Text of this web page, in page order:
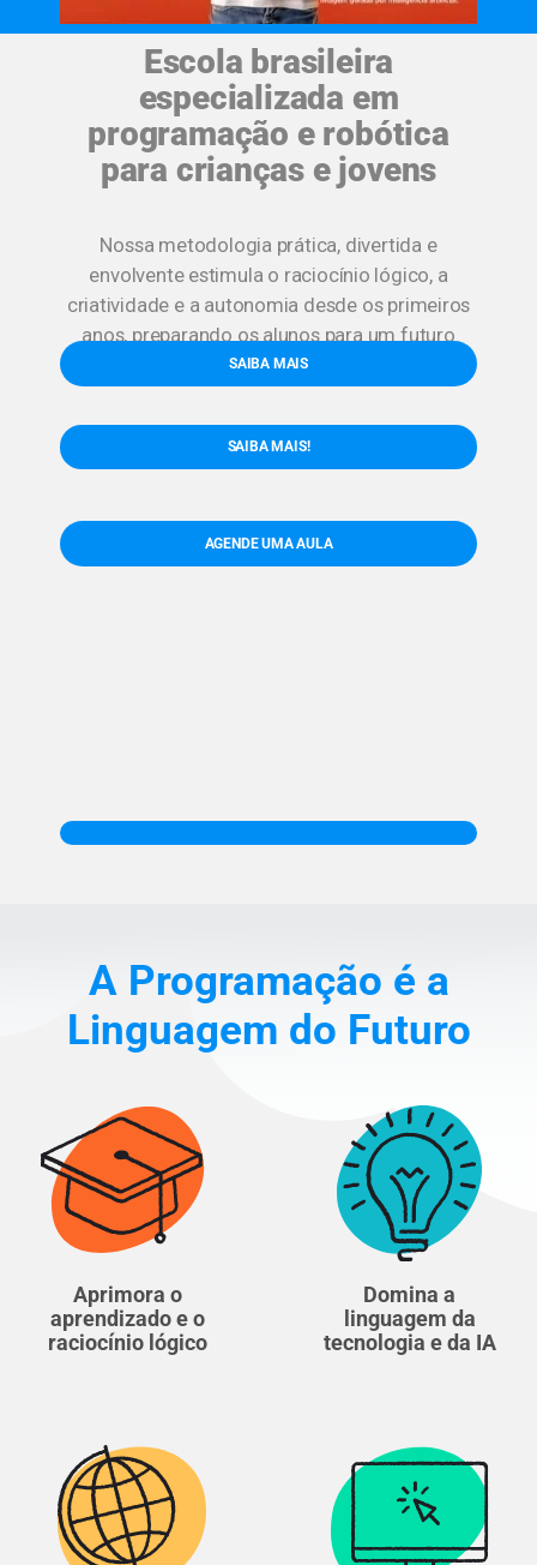
Escola brasileira
especializada em
programação e robótica
para crianças e jovens
Nossa metodologia prática, divertida e
envolvente estimula o raciocínio lógico, a
criatividade e a autonomia desde os primeiros
anos, preparando os alunos para um futuro
digital!
SAIBA MAIS!
SAIBA MAIS
AGENDE UMA AULA
ASSISTA AQUI!
A Programação é a
Linguagem do Futuro
Aprimora o
aprendizado e o
raciocínio lógico
Domina a
linguagem da
tecnologia e da IA